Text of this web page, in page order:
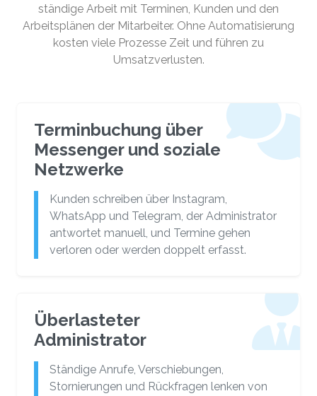
ständige Arbeit mit Terminen, Kunden und den
Arbeitsplänen der Mitarbeiter. Ohne Automatisierung
kosten viele Prozesse Zeit und führen zu
Umsatzverlusten.
Terminbuchung über
Messenger und soziale
Netzwerke
Kunden schreiben über Instagram,
WhatsApp und Telegram, der Administrator
antwortet manuell, und Termine gehen
verloren oder werden doppelt erfasst.
Überlasteter
Administrator
Ständige Anrufe, Verschiebungen,
Stornierungen und Rückfragen lenken von